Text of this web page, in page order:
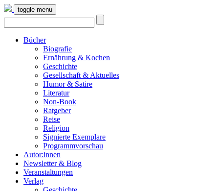
toggle menu
Bücher
Biografie
Ernährung & Kochen
Geschichte
Gesellschaft & Aktuelles
Humor & Satire
Literatur
Non-Book
Ratgeber
Reise
Religion
Signierte Exemplare
Programmvorschau
Autor:innen
Newsletter & Blog
Veranstaltungen
Verlag